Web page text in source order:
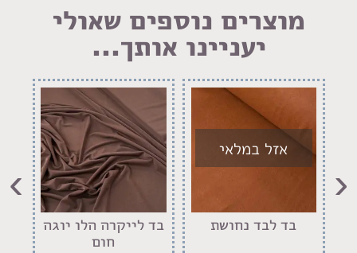
מוצרים נוספים שאולי
יעניינו אותך...
אזל במלאי
בד לבד נחושת
בד לייקרה הלו יוגה
חום
‹
›